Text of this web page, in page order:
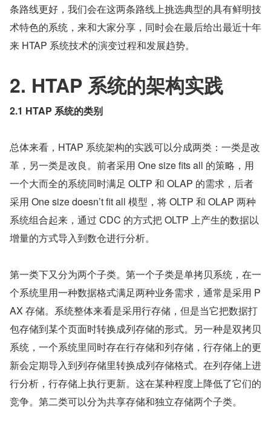
条路线更好，我们会在这两条路线上挑选典型的具有鲜明技
术特色的系统，来和大家分享，同时会在最后给出最近十年
来 HTAP 系统技术的演变过程和发展趋势。
2. HTAP 系统的架构实践
2.1 HTAP 系统的类别
总体来看，HTAP 系统架构的实践可以分成两类：一类是改
革，另一类是改良。前者采用 One size fits all 的策略，用
一个大而全的系统同时满足 OLTP 和 OLAP 的需求，后者
采用 One size doesn’t fit all 模型，将 OLTP 和 OLAP 两种
系统组合起来，通过 CDC 的方式把 OLTP 上产生的数据以
增量的方式导入到数仓进行分析。
第一类下又分为两个子类。第一个子类是单拷贝系统，在一
个系统里用一种数据格式满足两种业务需求，通常是采用 P
AX 存储。系统整体来看是采用行存储，但是当它把数据打
包存储到某个页面时转换成列存储的形式。另一种是双拷贝
系统，一个系统里同时存在行存储和列存储，行存储上的更
新会定期导入到列存储里转换成列存储格式。在列存储上进
行分析，行存储上执行更新。这在某种程度上降低了它们的
竞争。第二类可以分为共享存储和独立存储两个子类。